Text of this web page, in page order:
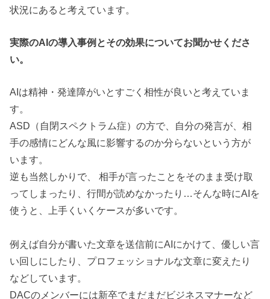
状況にあると考えています。
実際のAIの導入事例とその効果についてお聞かせくださ
い。
AIは精神・発達障がいとすごく相性が良いと考えていま
す。
ASD（自閉スペクトラム症）の方で、自分の発言が、相
手の感情にどんな風に影響するのか分らないという方が
います。
逆も当然しかりで、 相手が言ったことをそのまま受け取
ってしまったり、行間が読めなかったり…そんな時にAIを
使うと、上手くいくケースが多いです。
例えば自分が書いた文章を送信前にAIにかけて、優しい言
い回しにしたり、プロフェッショナルな文章に変えたり
などしています。
DACのメンバーには新卒でまだまだビジネスマナーなど